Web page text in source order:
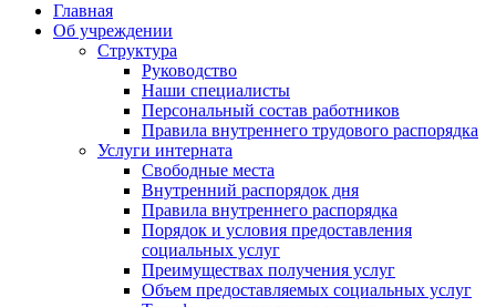
Главная
Об учреждении
Структура
Руководство
Наши специалисты
Персональный состав работников
Правила внутреннего трудового распорядка
Услуги интерната
Свободные места
Внутренний распорядок дня
Правила внутреннего распорядка
Порядок и условия предоставления
социальных услуг
Преимуществах получения услуг
Объем предоставляемых социальных услуг